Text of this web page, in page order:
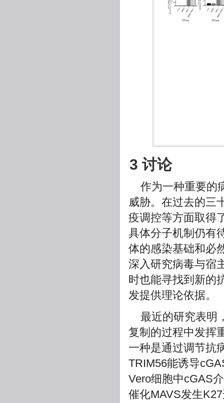
3 讨论
作为一种重要的
威胁。在过去的三
疫调控等方面取得
具体分子机制仍有
体的感染基础和必
深入研究病毒与宿
时也能寻找到新的
发提供理论依据。
最近的研究表明
复制的过程中发挥
一种是通过调节抗
TRIM56能诱导
Vero细胞中cGAS
催化MAVS发生